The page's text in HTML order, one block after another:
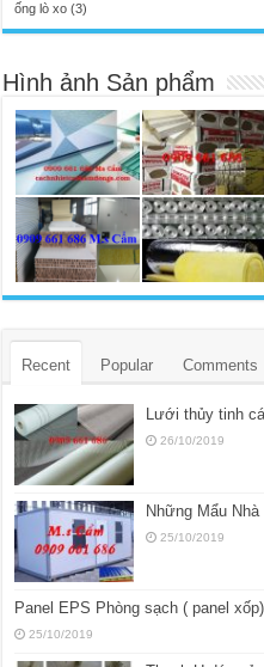
ống lò xo (3)
Hình ảnh Sản phẩm
Recent Popular Comments
Lưới thủy tinh
26/10/2019
Những Mẩu
25/10/2019
Panel EPS Phòng sạch ( panel xốp)
25/10/2019